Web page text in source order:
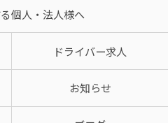
個人・法人様へ
ドライバー求人
お知らせ